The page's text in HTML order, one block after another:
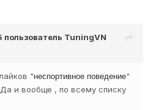
TuningVN
"неспортивное поведение"
и вообще , по всему списку